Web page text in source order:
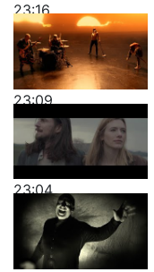
23:16
23:09
23:04